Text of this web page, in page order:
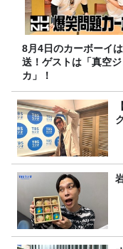
8月4日のカーボーイ
送！ゲストは「真空
カ」！